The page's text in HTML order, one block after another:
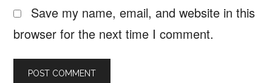
Save my name, email, and website in this
browser for the next time I comment.